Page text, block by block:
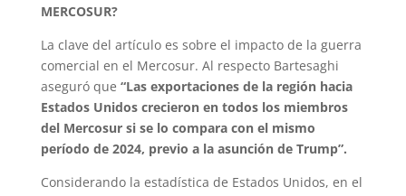
MERCOSUR?
La clave del artículo es sobre el impacto de la guerra
comercial en el Mercosur. Al respecto Bartesaghi
aseguró que “Las exportaciones de la región hacia
Estados Unidos crecieron en todos los miembros
del Mercosur si se lo compara con el mismo
período de 2024, previo a la asunción de Trump”.
Considerando la estadística de Estados Unidos, en el